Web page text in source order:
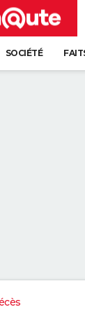
SOCIÉTÉ